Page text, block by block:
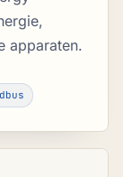
apparaten.